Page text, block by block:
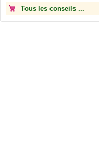
Tous les conseils ...